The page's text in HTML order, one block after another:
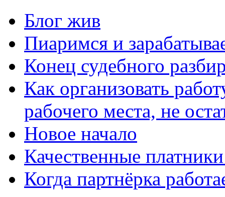
Блог жив
Пиаримся и
Конец судебного
Как организовать
рабочего места, не
Новое начало
Качественные
Когда партнёрка